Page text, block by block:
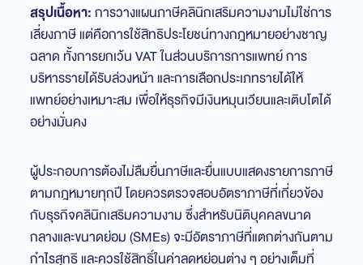
สรุปเนื้อหา:การวางแผนภาษีคลินิกเสริมความงามไม่ใช่การ
เลี่ยงภาษี แต่คือการใช้สิทธิประโยชน์ทางกฎหมายอย่างชาญ
ฉลาด ทั้งการยกเว้น VAT ในส่วนบริการการแพทย์ การ
บริหารรายได้รับล่วงหน้า และการเลือกประเภทรายได้ให้
แพทย์อย่างเหมาะสม เพื่อให้ธุรกิจมีเงินหมุนเวียนและเติบโตได้
อย่างมั่นคง
ผู้ประกอบการต้องไม่ลืมยื่นภาษีและยื่นแบบแสดงรายการภาษี
ตามกฎหมายทุกปี โดยควรตรวจสอบอัตราภาษีที่เกี่ยวข้อง
กับธุรกิจคลินิกเสริมความงาม ซึ่งสำหรับนิติบุคคลขนาด
กลางและขนาดย่อม (SMEs) จะมีอัตราภาษีที่แตกต่างกันตาม
กำไรสุทธิ และควรใช้สิทธิ์ในค่าลดหย่อนต่าง ๆ อย่างเต็มที่